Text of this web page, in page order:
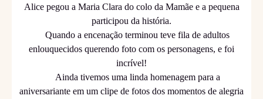
Alice pegou a Maria Clara do colo da Mamãe e a pequena
participou da história.
Quando a encenação terminou teve fila de adultos
enlouquecidos querendo foto com os personagens, e foi
incrível!
Ainda tivemos uma linda homenagem para a
aniversariante em um clipe de fotos dos momentos de alegria